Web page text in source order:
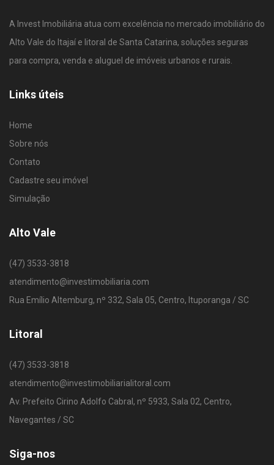
A Invest Imobiliária atua com excelência no mercado imobiliário do
Alto Vale do Itajaí e litoral de Santa Catarina, soluções seguras
para compra, venda e aluguel de imóveis urbanos e rurais.
Links úteis
Home
Sobre nós
Contato
Cadastre seu imóvel
Simulação
Alto Vale
(47) 3533-3818
atendimento@investimobiliaria.com
Rua Emílio Altemburg, nº 332, Sala 05, Centro, Ituporanga / SC
Litoral
(47) 3533-3818
atendimento@investimobiliarialitoral.com
Av. Prefeito Cirino Adolfo Cabral, nº 5933, Sala 02, Centro,
Navegantes / SC
Siga-nos